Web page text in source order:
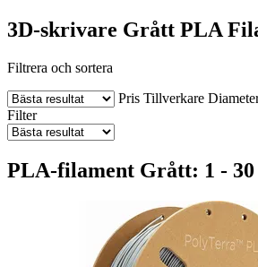
3D-skrivare Grått PLA
Filtrera och sortera
Pris Tillverkare
Filter
PLA-filament Grått: 1 -